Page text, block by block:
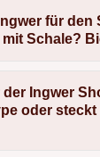
für den
Schale?
Ingwer
oder